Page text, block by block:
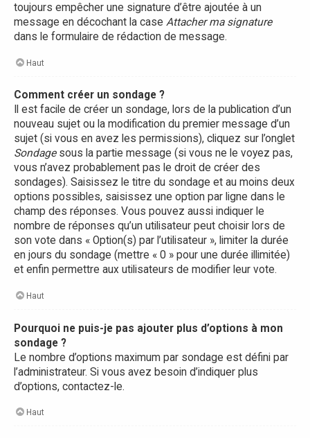
toujours empêcher une signature d’être ajoutée à un
message en décochant la case Attacher ma signature
dans le formulaire de rédaction de message.
Haut
Comment créer un sondage ?
Il est facile de créer un sondage, lors de la publication d’un
nouveau sujet ou la modification du premier message d’un
sujet (si vous en avez les permissions), cliquez sur l’onglet
Sondagesous la partie message (si vous ne le voyez pas,
vous n’avez probablement pas le droit de créer des
sondages). Saisissez le titre du sondage et au moins deux
options possibles, saisissez une option par ligne dans le
champ des réponses. Vous pouvez aussi indiquer le
nombre de réponses qu’un utilisateur peut choisir lors de
son vote dans « Option(s) par l’utilisateur », limiter la durée
en jours du sondage (mettre « 0 » pour une durée illimitée)
et enfin permettre aux utilisateurs de modifier leur vote.
Haut
Pourquoi ne puis-je pas ajouter plus d’options à mon
sondage ?
Le nombre d’options maximum par sondage est défini par
l’administrateur. Si vous avez besoin d’indiquer plus
d’options, contactez-le.
Haut